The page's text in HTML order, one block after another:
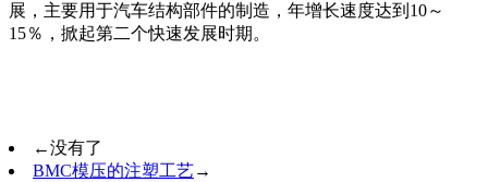
展，主要用于汽车结构部件的制造，年增长速度达到10～
15％，掀起第二个快速发展时期。
←没有了
BMC模压的注塑工艺→